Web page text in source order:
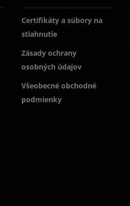
Certifikáty a súbory na
stiahnutie
Zásady ochrany
osobných údajov
Všeobecné obchodné
podmienky